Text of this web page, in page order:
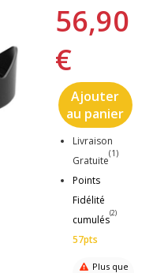
56,90
€
Ajouter
au panier
Livraison
Gratuite
(1)
Points
Fidélité
cumulés
(2)
57pts
Plus que